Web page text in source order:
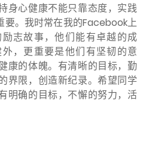
心健康不能只靠态度，实践
要。我时常在我的Facebook上
志故事，他们能有卓越的成
，更重要是他们有坚韧的意
康的体魄。有清晰的目标，勤
界限，创造新纪录。希望同学
明确的目标，不懈的努力，活